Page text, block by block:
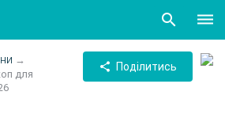
dehaze
search
→
для
share Поділитись